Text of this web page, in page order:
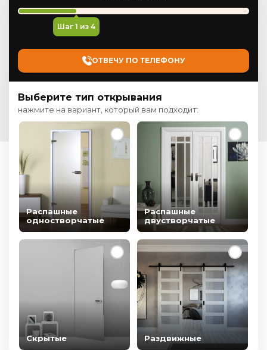
Шаг 1 из 4
ОТВЕЧУ ПО ТЕЛЕФОНУ
Выберите тип открывания
нажмите на вариант, который вам подходит:
Распашные
одностворчатые
Распашные
двустворчатые
Скрытые Раздвижные